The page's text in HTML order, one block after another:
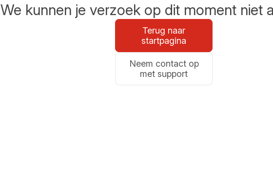
We kunnen je verzoek op dit moment niet
Terug naar
startpagina
Neem contact op
met support